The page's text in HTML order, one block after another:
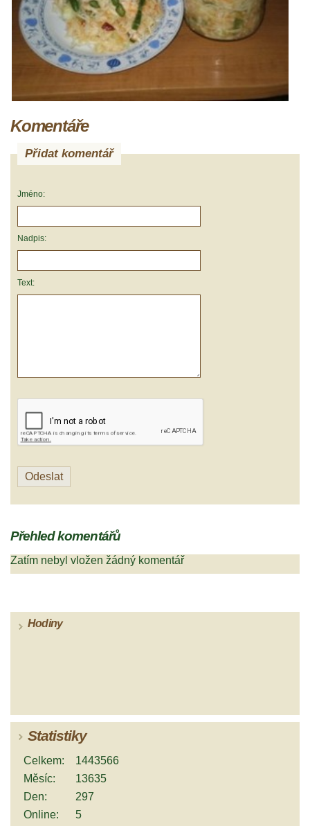
Komentáře
Přidat komentář
Jméno:
Nadpis:
Text:
Přehled komentářů
Zatím nebyl vložen žádný komentář
Hodiny
Statistiky
Online: 5
Celkem:
1443566
Měsíc:
13635
Den:
297